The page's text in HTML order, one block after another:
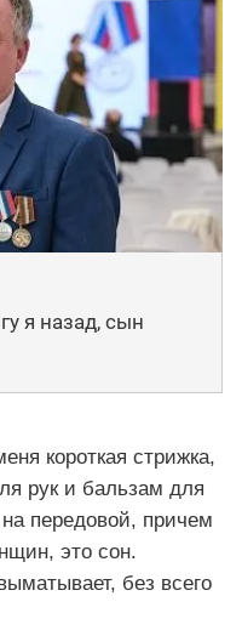
я назад, сын
короткая стрижка,
рук и бальзам для
передовой, причем
это сон.
без всего